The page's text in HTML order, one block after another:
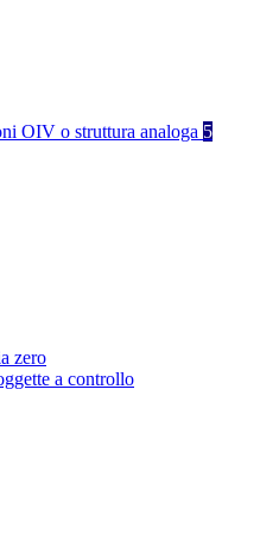
OIV o struttura analoga 5
zero
a controllo